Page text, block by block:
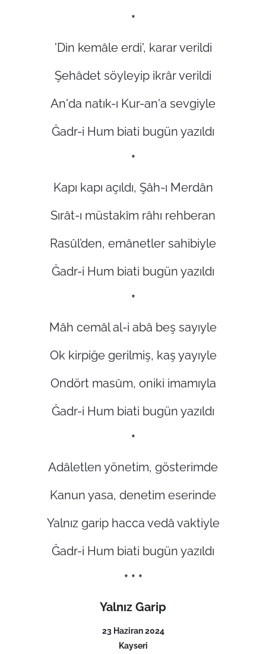
*
'Din kemâle erdi', karar verildi
Şehâdet söyleyip ikrâr verildi
An'da natık-ı Kur-an'a sevgiyle
Ğadr-i Hum biati bugün yazıldı
*
Kapı kapı açıldı, Şâh-ı Merdân
Sırât-ı müstakîm râhı rehberan
Rasûl’den, emânetler sahibiyle
Ğadr-i Hum biati bugün yazıldı
*
Mâh cemâl al-i abâ beş sayıyle
Ok kirpiğe gerilmiş, kaş yayıyle
Ondört masûm, oniki imamıyla
Ğadr-i Hum biati bugün yazıldı
*
Adâletlen yönetim, gösterimde
Kanun yasa, denetim eserinde
Yalnız garip hacca vedâ vaktiyle
Ğadr-i Hum biati bugün yazıldı
* * *
Yalnız Garip
23 Haziran 2024
Kayseri